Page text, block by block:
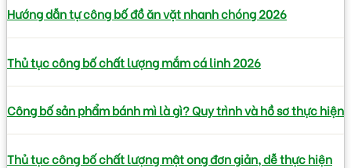
Hướng dẫn tự công bố đồ ăn vặt nhanh chóng 2026
Thủ tục công bố chất lượng mắm cá linh 2026
Công bố sản phẩm bánh mì là gì? Quy trình và hồ sơ thực hiện
Thủ tục công bố chất lượng mật ong đơn giản, dễ thực hiện